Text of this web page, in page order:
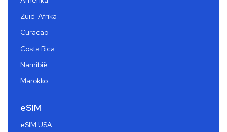
Zuid-Afrika
Curacao
Costa Rica
Namibië
Marokko
eSIM
eSIM USA